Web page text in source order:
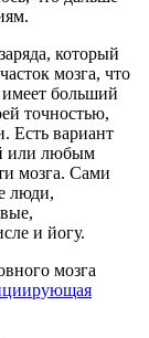
который
мозга, что
имеет больший
точностью,
Есть вариант
или любым
мозга. Сами
люди,
и йогу.
мозга